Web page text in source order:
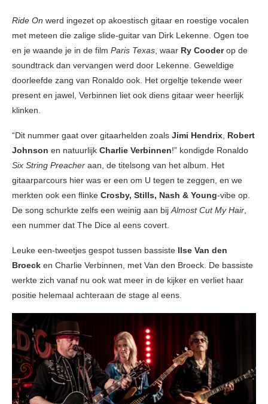
Ride On werd ingezet op akoestisch gitaar en roestige vocalen
met meteen die zalige slide-guitar van Dirk Lekenne. Ogen toe
en je waande je in de film Paris Texas, waar Ry Cooderop de
soundtrack dan vervangen werd door Lekenne. Geweldige
doorleefde zang van Ronaldo ook. Het orgeltje tekende weer
present en jawel, Verbinnen liet ook diens gitaar weer heerlijk
klinken.
“Dit nummer gaat over gitaarhelden zoals Jimi Hendrix, Robert
Johnson en natuurlijk Charlie Verbinnen!” kondigde Ronaldo
Six String Preacher aan, de titelsong van het album. Het
gitaarparcours hier was er een om U tegen te zeggen, en we
merkten ook een flinke Crosby, Stills, Nash & Young-vibe op.
De song schurkte zelfs een weinig aan bijAlmost Cut My Hair,
een nummer dat The Dice al eens covert.
Leuke een-tweetjes gespot tussen bassiste Ilse Van den
Broeck en Charlie Verbinnen, met Van den Broeck. De bassiste
werkte zich vanaf nu ook wat meer in de kijker en verliet haar
positie helemaal achteraan de stage al eens.